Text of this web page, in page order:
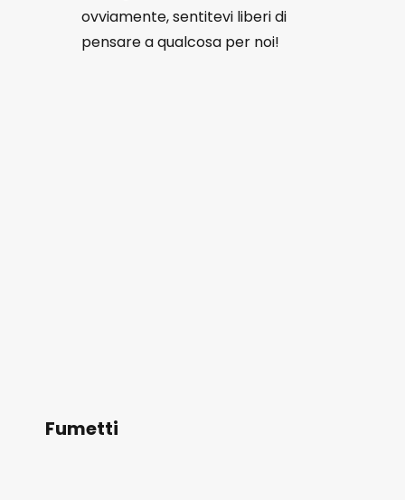
ovviamente, sentitevi liberi di
pensare a qualcosa per noi!
Fumetti